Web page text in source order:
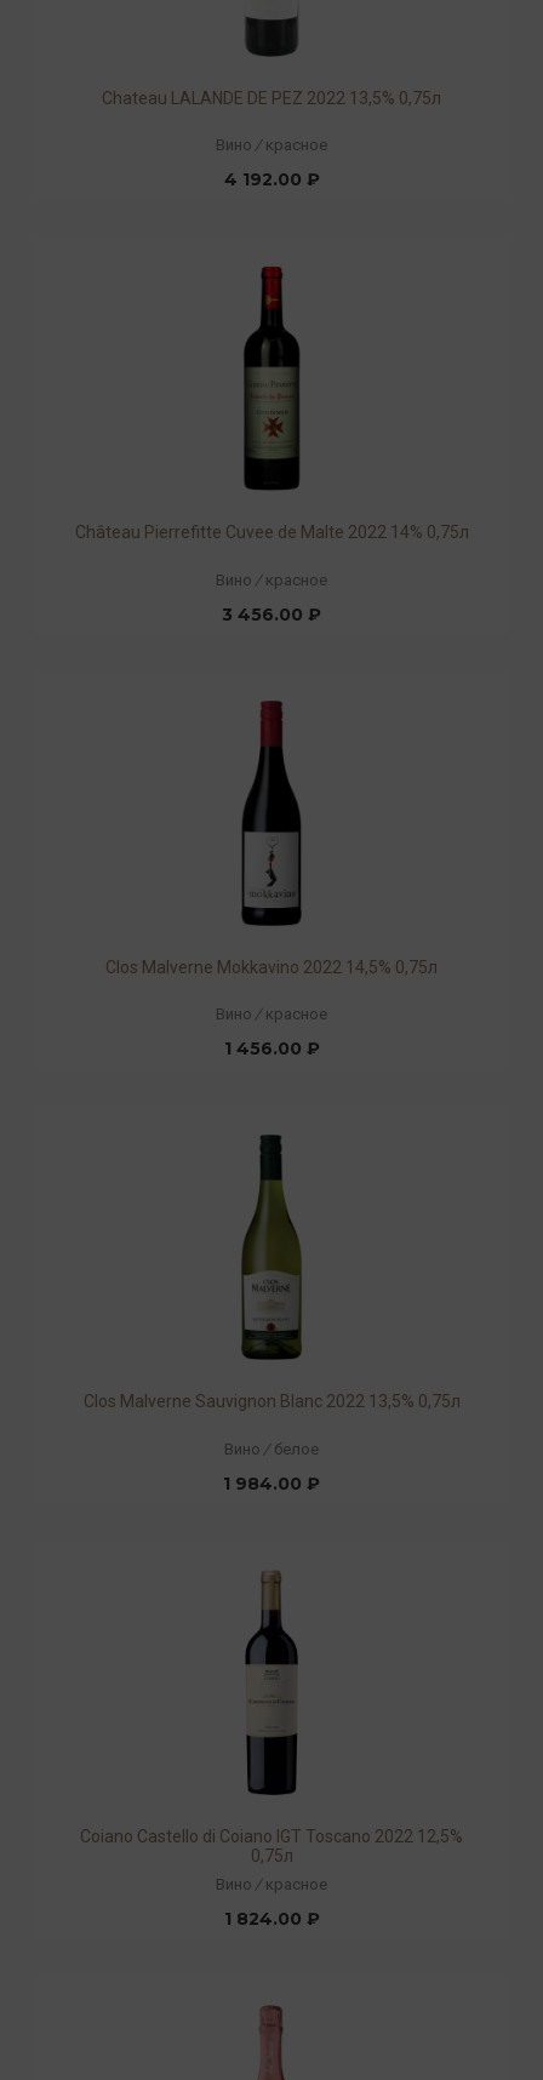
Chateau LALANDE DE PEZ 2022 13,5% 0,75л
Вино / красное
4 192.00 ₽
Château Pierrefitte Cuvee de Malte 2022 14% 0,75л
Вино / красное
3 456.00 ₽
Clos Malverne Mokkavino 2022 14,5% 0,75л
Вино / красное
1 456.00 ₽
Clos Malverne Sauvignon Blanc 2022 13,5% 0,75л
Вино / белое
1 984.00 ₽
Coiano Castello di Coiano IGT Toscano 2022 12,5%
0,75л
Вино / красное
1 824.00 ₽